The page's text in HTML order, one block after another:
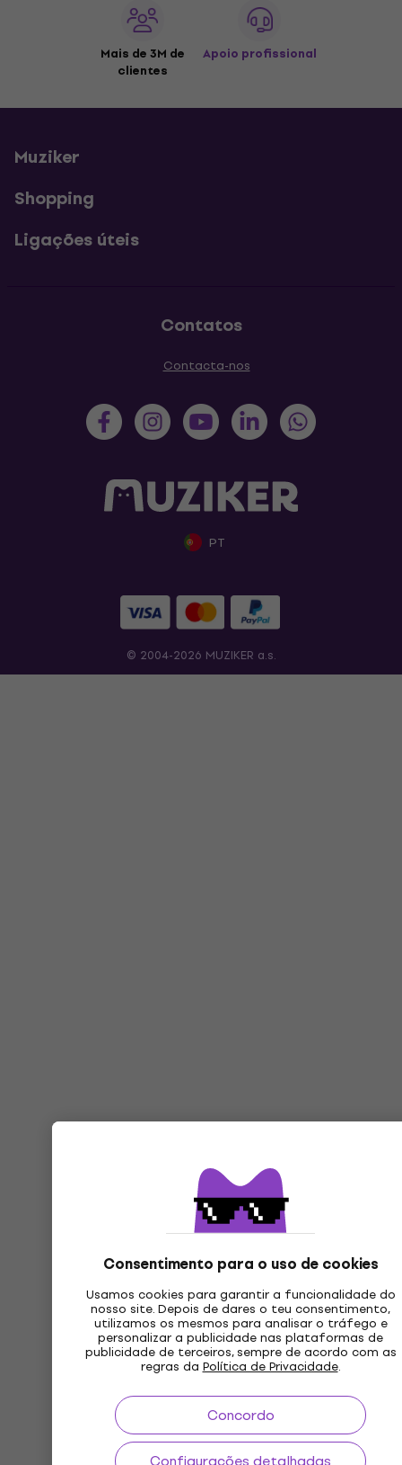
Consentimento para o uso de cookies
Usamos cookies para garantir a funcionalidade do
nosso site. Depois de dares o teu consentimento,
utilizamos os mesmos para analisar o tráfego e
personalizar a publicidade nas plataformas de
publicidade de terceiros, sempre de acordo com as
regras da Política de Privacidade.
Concordo
Mais de 3M de
clientes
Apoio profissional
Muziker
Shopping
Ligações úteis
Contatos
Contacta-nos
PT
© 2004-2026 MUZIKER a.s.